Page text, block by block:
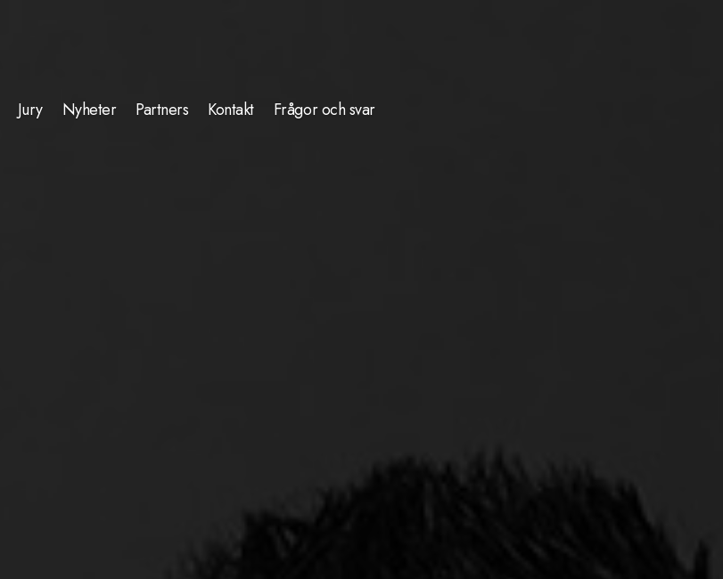
Jury Nyheter Partners Kontakt Frågor och svar